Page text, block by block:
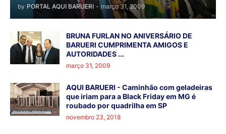
by PORTAL AQUI BARUERI - março 31, 2009
BRUNA FURLAN NO ANIVERSÁRIO DE
BARUERI CUMPRIMENTA AMIGOS E
AUTORIDADES ...
março 31, 2009
AQUI BARUERI - Caminhão com geladeiras
que iriam para a Black Friday em MG é
roubado por quadrilha em SP
novembro 23, 2018